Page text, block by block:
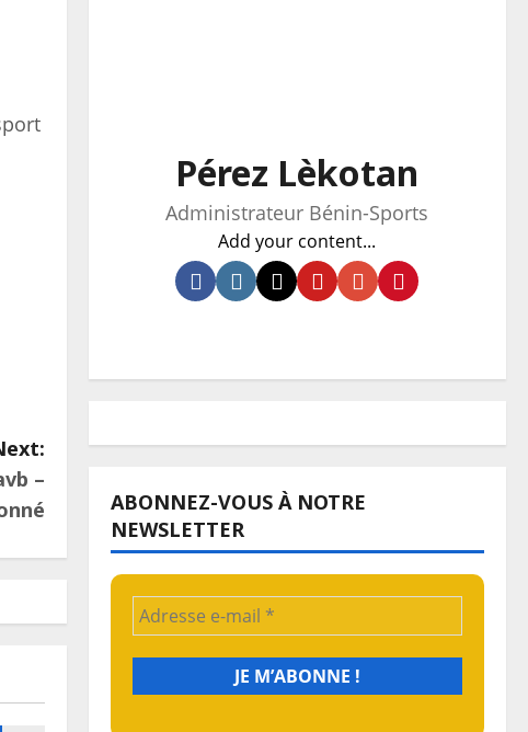
–
Pérez Lèkotan
Administrateur Bénin-Sports
Add your content...
ABONNEZ-VOUS À NOTRE
NEWSLETTER